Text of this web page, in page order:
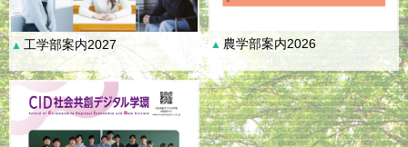
▲ 工学部案内2027 ▲ 農学部案内2026